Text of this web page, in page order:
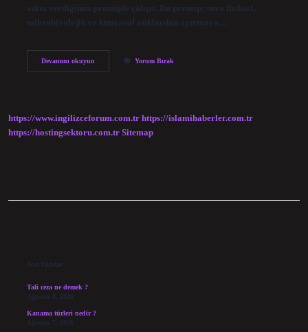
adını verdiğimiz prensiple çalışır. Bu prensip; suyu fiziksel,
mikrobiyolojik ve kimyasal atıklardan ayırmaya…
Devamını okuyunArıtma
Yorum Bırak
https://www.ingilizceforum.com.tr https://islamihaberler.com.tr
https://hostingsektoru.com.tr Sitemap
Son Yazılar
Tali ceza ne demek ?
Ağustos 8, 2026
Kanama türleri nedir ?
Ağustos 7, 2026